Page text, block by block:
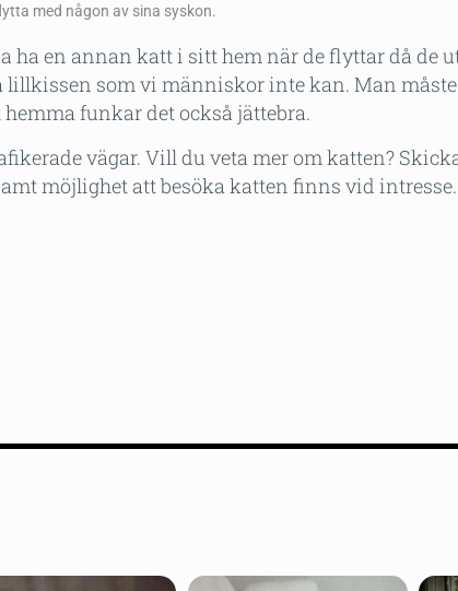
med någon av sina syskon.
en annan katt i sitt hem när de flyttar då de
som vi människor inte kan. Man
funkar det också jättebra.
vägar. Vill du veta mer om katten?
möjlighet att besöka katten finns vid intresse.